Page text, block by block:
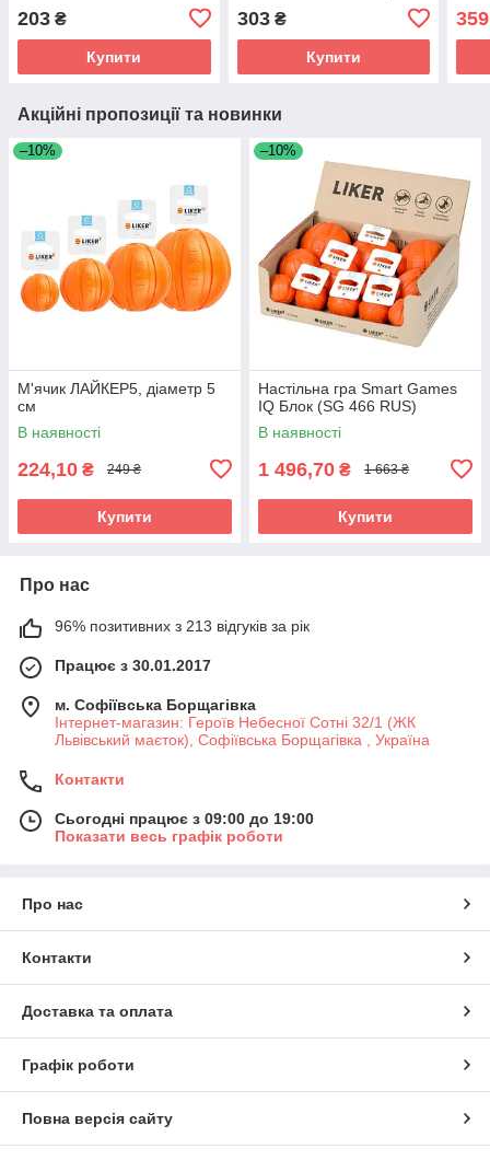
203 ₴
Купити
303₴
Купити
Акційні пропозиції та новинки
–10%
М'ячик ЛАЙКЕР5, діаметр 5
см
В наявності
224,10 ₴ 249 ₴
Купити
–10%
Настільна гра Smart Games
IQ Блок (SG 466 RUS)
В наявності
1 496,70 ₴ 1 663 ₴
Купити
Про нас
96% позитивних з 213 відгуків за рік
Працює з 30.01.2017
м. Софіївська Борщагівка
Інтернет-магазин: Героїв Небесної Сотні 32/1 (ЖК
Львівський маєток), Софіївська Борщагівка , Україна
Контакти
Сьогодні працює з 09:00 до 19:00
Показати весь графік роботи
Про нас
Контакти
Доставка та оплата
Графік роботи
Повна версія сайту